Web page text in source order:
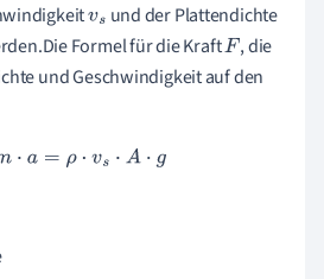
vs und der Plattendichte
Formel für die KraftF , die
und Geschwindigkeit auf den
= m⋅a=ρ ⋅v s ⋅A⋅ g